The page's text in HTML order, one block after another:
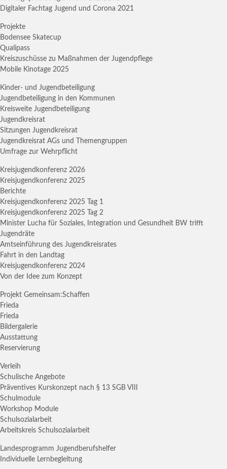
Digitaler Fachtag Jugend und Corona 2021
Projekte
Bodensee Skatecup
Qualipass
Kreiszuschüsse zu Maßnahmen der Jugendpflege
Mobile Kinotage 2025
Kinder- und Jugendbeteiligung
Jugendbeteiligung in den Kommunen
Kreisweite Jugendbeteiligung
Jugendkreisrat
Sitzungen Jugendkreisrat
Jugendkreisrat AGs und Themengruppen
Umfrage zur Wehrpflicht
Kreisjugendkonferenz 2026
Kreisjugendkonferenz 2025
Berichte
Kreisjugendkonferenz 2025 Tag 1
Kreisjugendkonferenz 2025 Tag 2
Minister Lucha für Soziales, Integration und Gesundheit BW trifft
Jugendräte
Amtseinführung des Jugendkreisrates
Fahrt in den Landtag
Kreisjugendkonferenz 2024
Von der Idee zum Konzept
Projekt Gemeinsam:Schaffen
Frieda
Frieda
Bildergalerie
Ausstattung
Reservierung
Verleih
Schulische Angebote
Präventives Kurskonzept nach § 13 SGB VIII
Schulmodule
Workshop Module
Schulsozialarbeit
Arbeitskreis Schulsozialarbeit
Landesprogramm Jugendberufshelfer
Individuelle Lernbegleitung